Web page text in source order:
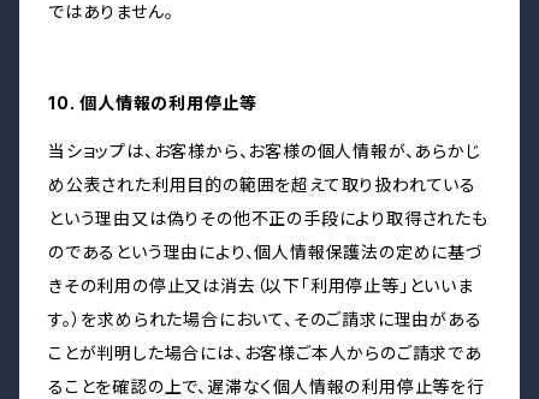
ではありません。
10. 個人情報の利用停止等
当ショップは、お客様から、お客様の個人情報が、あらかじ
め公表された利用目的の範囲を超えて取り扱われている
という理由又は偽りその他不正の手段により取得されたも
のであるという理由により、個人情報保護法の定めに基づ
きその利用の停止又は消去（以下「利用停止等」といいま
す。）を求められた場合において、そのご請求に理由がある
ことが判明した場合には、お客様ご本人からのご請求であ
ることを確認の上で、遅滞なく個人情報の利用停止等を行